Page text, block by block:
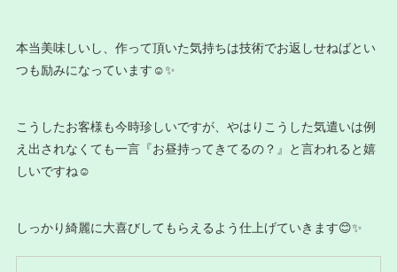
本当美味しいし、作って頂いた気持ちは技術でお返しせねばとい
つも励みになっています☺️✨
こうしたお客様も今時珍しいですが、やはりこうした気遣いは例
え出されなくても一言『お昼持ってきてるの？』と言われると嬉
しいですね☺️
しっかり綺麗に大喜びしてもらえるよう仕上げていきます😊✨